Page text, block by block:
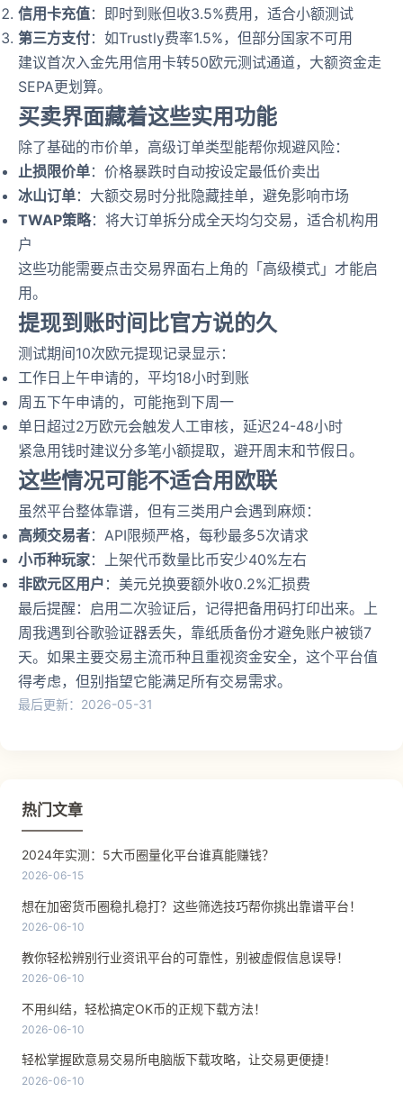
信用卡充值：即时到账但收3.5%费用，适合小额测试
第三方支付：如Trustly费率1.5%，但部分国家不可用
建议首次入金先用信用卡转50欧元测试通道，大额资金走
SEPA更划算。
买卖界面藏着这些实用功能
除了基础的市价单，高级订单类型能帮你规避风险：
止损限价单：价格暴跌时自动按设定最低价卖出
冰山订单：大额交易时分批隐藏挂单，避免影响市场
TWAP策略：将大订单拆分成全天均匀交易，适合机构用
户
这些功能需要点击交易界面右上角的「高级模式」才能启
用。
提现到账时间比官方说的久
测试期间10次欧元提现记录显示：
工作日上午申请的，平均18小时到账
周五下午申请的，可能拖到下周一
单日超过2万欧元会触发人工审核，延迟24-48小时
紧急用钱时建议分多笔小额提取，避开周末和节假日。
这些情况可能不适合用欧联
虽然平台整体靠谱，但有三类用户会遇到麻烦：
高频交易者：API限频严格，每秒最多5次请求
小币种玩家：上架代币数量比币安少40%左右
非欧元区用户 ：美元兑换要额外收0.2%汇损费
最后提醒：启用二次验证后，记得把备用码打印出来。上
周我遇到谷歌验证器丢失，靠纸质备份才避免账户被锁7
天。如果主要交易主流币种且重视资金安全，这个平台值
得考虑，但别指望它能满足所有交易需求。
最后更新：2026-05-31
热门文章
2024年实测：5大币圈量化平台谁真能赚钱？
2026-06-15
想在加密货币圈稳扎稳打？这些筛选技巧帮你挑出靠谱平台！
2026-06-10
教你轻松辨别行业资讯平台的可靠性，别被虚假信息误导！
2026-06-10
不用纠结，轻松搞定OK币的正规下载方法！
2026-06-10
轻松掌握欧意易交易所电脑版下载攻略，让交易更便捷！
2026-06-10